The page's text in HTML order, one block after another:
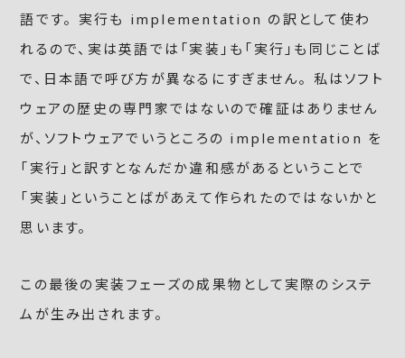
語です。 実行も implementation の訳として使わ
れるので、実は英語では「実装」も「実行」も同じことば
で、日本語で呼び方が異なるにすぎません。 私はソフト
ウェアの歴史の専門家ではないので確証はありません
が、ソフトウェアでいうところの implementation を
「実行」と訳すとなんだか違和感があるということで
「実装」ということばがあえて作られたのではないかと
思います。
この最後の実装フェーズの成果物として実際のシステ
ムが生み出されます。